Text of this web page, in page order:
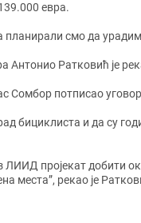
евра.
планирали смо да
Антонио Ратковић је
Сомбор потписао
бициклиста и да су
ЛИИД пројекат добити
места”, рекао је